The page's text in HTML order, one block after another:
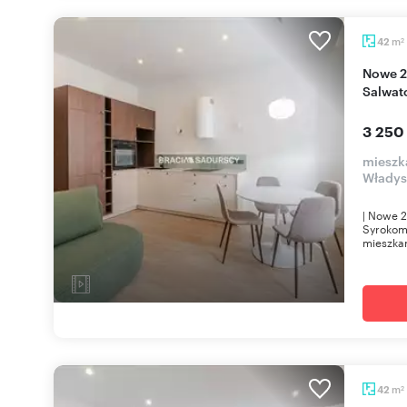
42 m2
Nowe 2-pokojowe mieszkanie z balkonem w
3 250
| Nowe
42 m2